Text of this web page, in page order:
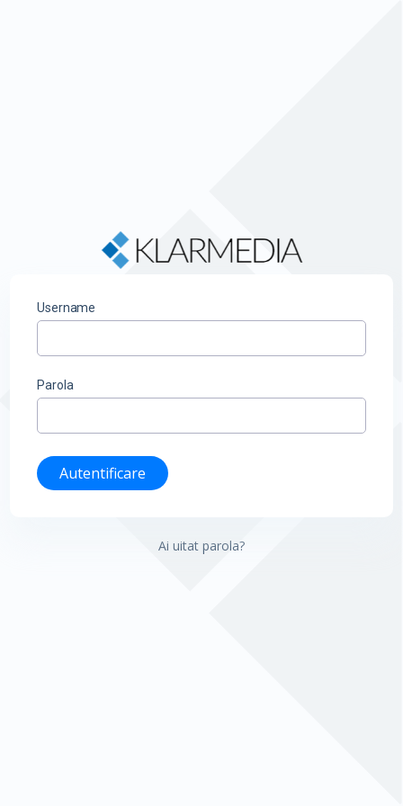
Username
Parola
Autentificare
Ai uitat parola?